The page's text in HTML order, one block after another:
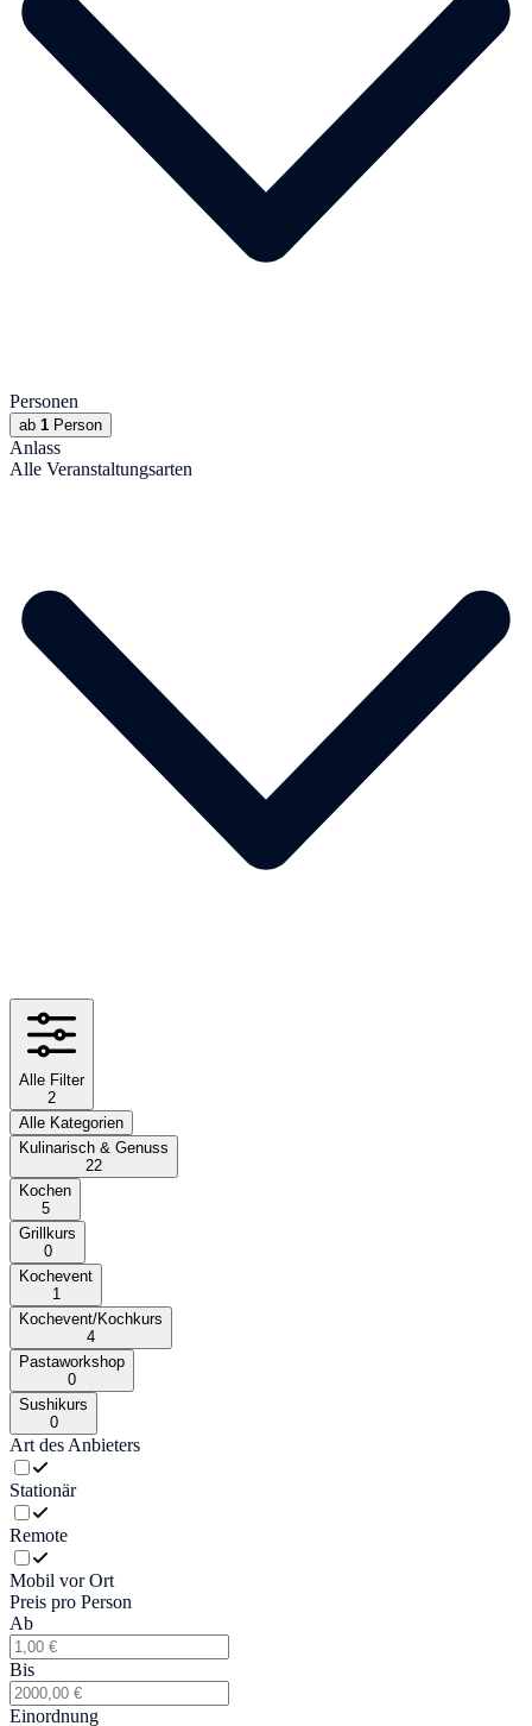
Personen
ab 1 Person
Anlass
Alle Veranstaltungsarten
Alle Filter
2
Alle Kategorien
Kulinarisch & Genuss
22
Kochen
5
Grillkurs
0
Kochevent
1
Kochevent/Kochkurs
4
Pastaworkshop
0
Sushikurs
0
Art des Anbieters
Stationär
Remote
Mobil vor Ort
Preis pro Person
Ab
Bis
Einordnung